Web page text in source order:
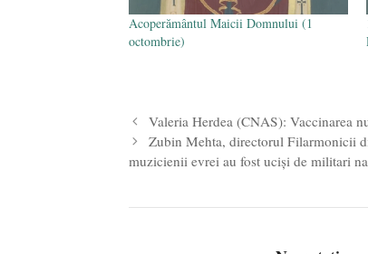
Acoperământul Maicii Domnului (1
octombrie)
Valeria Herdea (CNAS): Vaccinarea
Zubin Mehta, directorul Filarmonicii
muzicienii evrei au fost ucişi de militari